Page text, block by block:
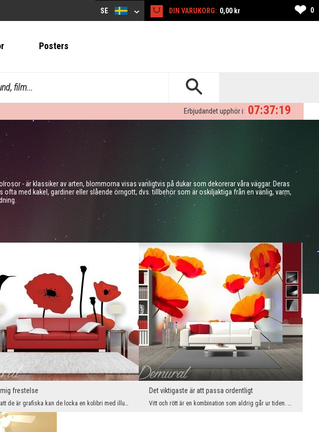
SE DIN VARUKORG: 0,00 kr ❤ 0
Posters
film...
07:37:17
Erbjudandet upphör i:
- är klassiker av arten, blommorna visas vanligtvis på dukar som dekorerar våra väggar. Deras
ofta med kakel, gardiner eller slående örngott, dvs. tillbehör som är oskiljaktiga från en vänlig, varm,
frestelse
Trots att de är grafiska kan de locka en kolibri med illusionen av en söt doft! Blommor med inten...
Det viktigaste är att passa ordentligt
Vitt och rött är en kombination som aldrig går ur tiden. I vår tolkning spelar den vallmo, mycket...